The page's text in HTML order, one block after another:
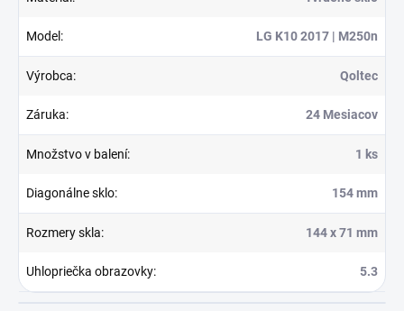
Model : LG K10 2017 | M250n
Výrobca: Qoltec
Záruka: 24 Mesiacov
Množstvo v balení: 1 ks
Diagonálne sklo: 154 mm
Rozmery skla: 144 x 71 mm
Uhlopriečka obrazovky: 5.3